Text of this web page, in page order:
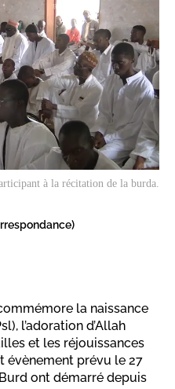
à la récitation de la burda.
la naissance
l’adoration d’Allah
et les réjouissances
évènement prévu le 27
ont démarré depuis